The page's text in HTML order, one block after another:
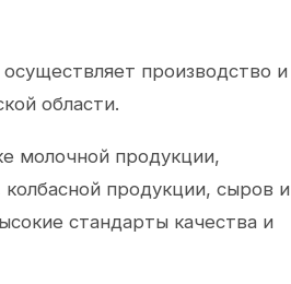
производство и
области.
молочной продукции,
продукции, сыров и
стандарты качества и